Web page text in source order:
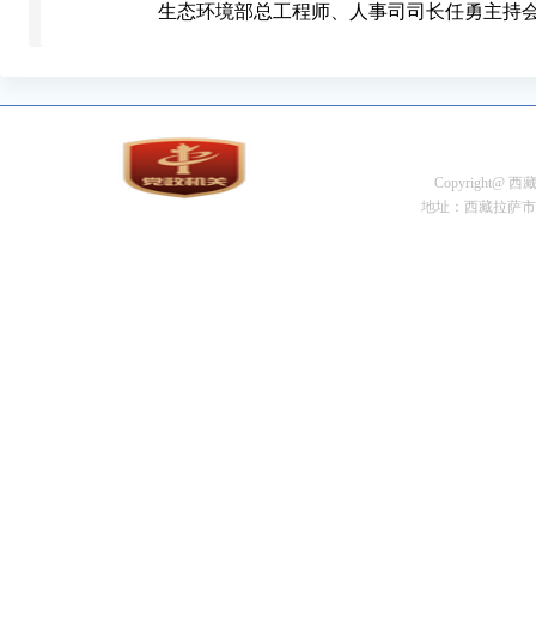
生态环境部总工程师、人事司司长任勇主持
Copyright@ 西
地址：西藏拉萨